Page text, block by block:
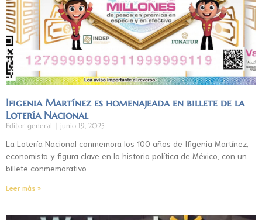
Ifigenia Martínez es homenajeada en billete de la
Lotería Nacional
Editor general junio 19, 2025
La Lotería Nacional conmemora los 100 años de Ifigenia Martínez,
economista y figura clave en la historia política de México, con un
billete conmemorativo.
Leer más »